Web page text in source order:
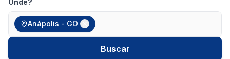
Onde?
Anápolis - GO
Buscar